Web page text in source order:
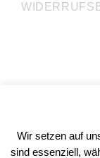
Rechtsanwälte
Rechtsberatung
Köln | Mülheim
© 2026
Wir setzen auf
sind essenziell,